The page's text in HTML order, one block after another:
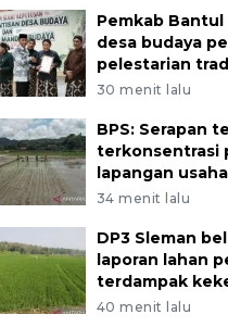
Pemkab Bantul
desa budaya
pelestarian
30 menit lalu
BPS: Serapan
terkonsentrasi
lapangan usaha
34 menit lalu
DP3 Sleman
laporan lahan
terdampak
40 menit lalu